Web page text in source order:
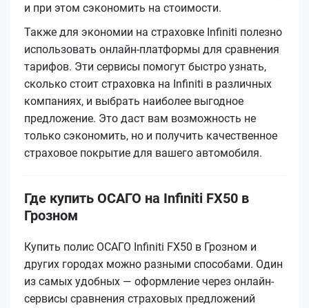
и при этом сэкономить на стоимости.
Также для экономии на страховке Infiniti полезно
использовать онлайн-платформы для сравнения
тарифов. Эти сервисы помогут быстро узнать,
сколько стоит страховка на Infiniti в различных
компаниях, и выбрать наиболее выгодное
предложение. Это даст вам возможность не
только сэкономить, но и получить качественное
страховое покрытие для вашего автомобиля.
Где купить ОСАГО на Infiniti FX50 в
Грозном
Купить полис ОСАГО Infiniti FX50 в Грозном и
других городах можно разными способами. Один
из самых удобных — оформление через онлайн-
сервисы сравнения страховых предложений